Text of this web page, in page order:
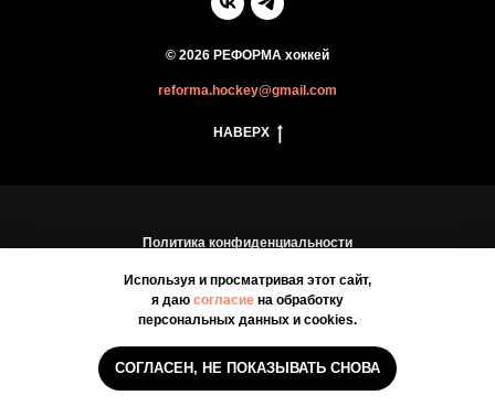
© 2026 РЕФОРМА хоккей
reforma.hockey@gmail.com
НАВЕРХ
Политика конфиденциальности
Используя и просматривая этот сайт,
я даю согласие на обработку
персональных данных и cookies.
СОГЛАСЕН, НЕ ПОКАЗЫВАТЬ СНОВА